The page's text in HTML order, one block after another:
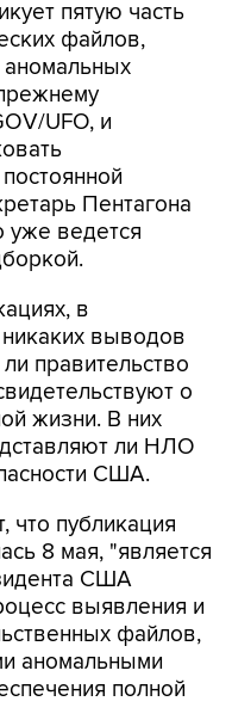
пятую часть
файлов,
UFO, и
Пентагона
уже ведется
в
выводов
правительство
о
жизни. В них
ли НЛО
США.
что публикация
8 мая, "является
США
выявления и
файлов,
аномальными
полной